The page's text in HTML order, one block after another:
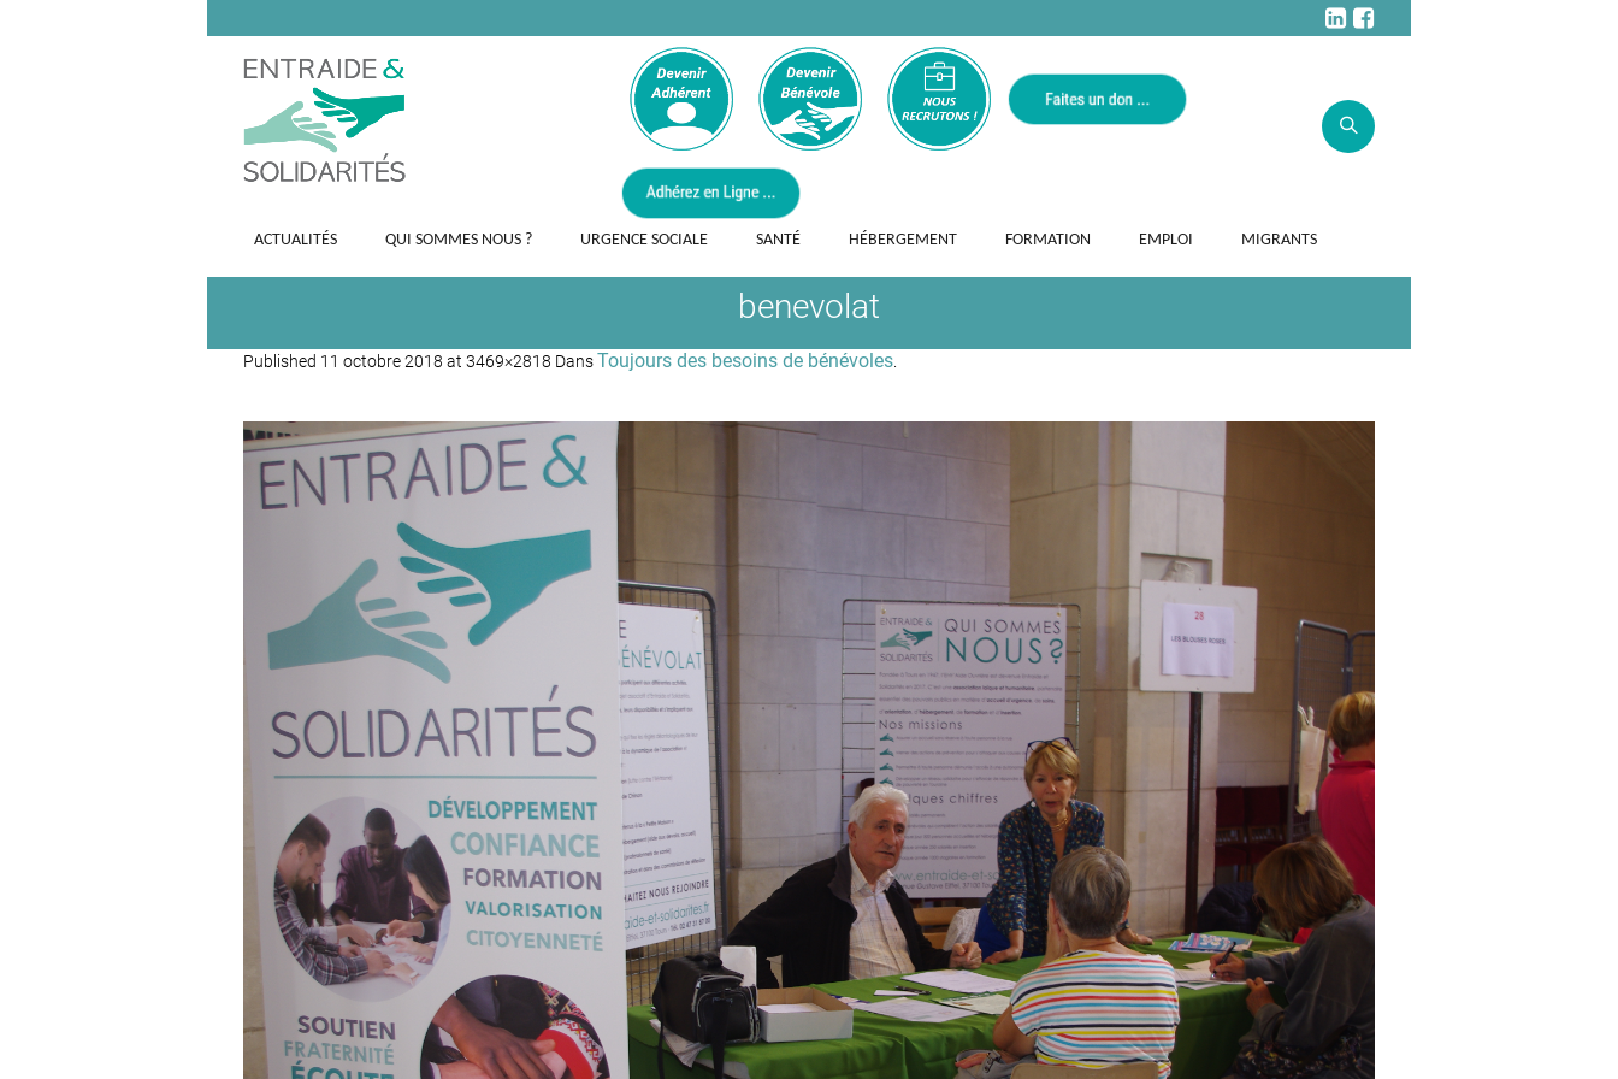
ACTUALITÉS QUI SOMMES NOUS ? URGENCE SOCIALE SANTÉ HÉBERGEMENT FORMATION EMPLOI MIGRANTS
benevolat
Published 11 octobre 2018 at 3469×2818 DansToujours des besoins de bénévoles